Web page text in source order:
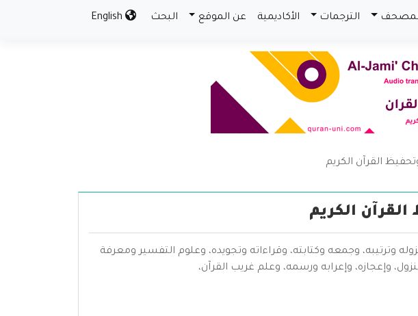
الترجمات الأكاديمية عن الموقع البحث
القرآن الكريم
الكريم
وترتيبه، وجمعه وكتابته، وقراءاته وتجويده، وعلوم التفسير ومعرفة
وإعجازه، وإعرابه ورسمه، وعلم غريب القرآن،